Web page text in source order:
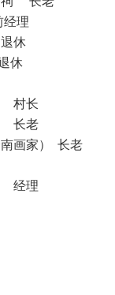
理
休
休
村 村长
村 长老
南画家） 长老
司 经理